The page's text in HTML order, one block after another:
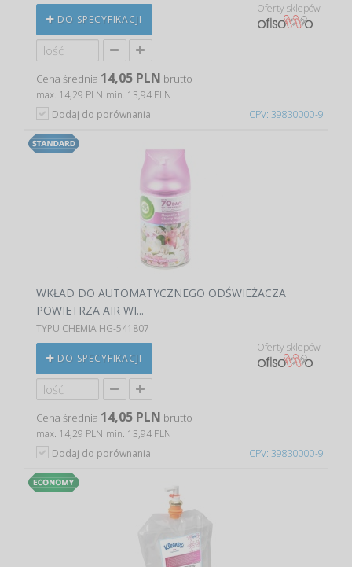
CPV: 39830000-9
DO SPECYFIKACJI
Oferty sklepów
Cena średnia 14,05 PLN brutto
max. 14,29 PLN min. 13,94 PLN
Dodaj do porównania
CPV: 39830000-9
WKŁAD DO AUTOMATYCZNEGO ODŚWIEŻACZA
POWIETRZA AIR WI...
TYPU CHEMIA HG-541807
DO SPECYFIKACJI
Oferty sklepów
Cena średnia 14,05 PLN brutto
max. 14,29 PLN min. 13,94 PLN
Dodaj do porównania